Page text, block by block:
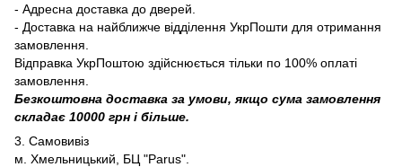
- Адресна доставка до дверей.
- Доставка на найближче відділення УкрПошти для отримання
замовлення.
Відправка УкрПоштою здійснюється тільки по 100% оплаті
замовлення.
Безкоштовна доставка за умови, якщо сума замовлення
складає 10000 грн і більше.
3. Самовивіз
м. Хмельницький, БЦ "Parus".